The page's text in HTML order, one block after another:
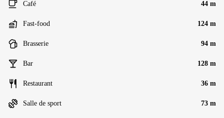
Café 44 m
Fast-food 124 m
Brasserie 94 m
Bar 128 m
Restaurant 36 m
Salle de sport 73 m